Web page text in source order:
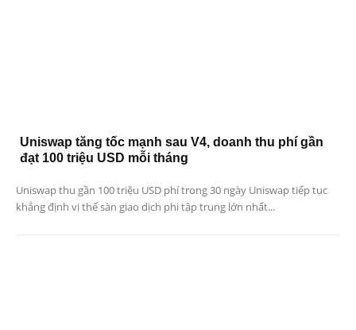
Uniswap tăng tốc mạnh sau V4, doanh thu phí gần
đạt 100 triệu USD mỗi tháng
Uniswap thu gần 100 triệu USD phí trong 30 ngày Uniswap tiếp tục
khẳng định vị thế sàn giao dịch phi tập trung lớn nhất...